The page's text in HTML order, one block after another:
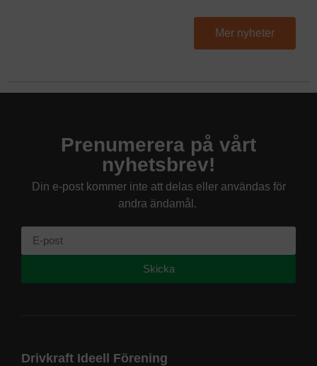
Mer nyheter
Prenumerera på vårt
nyhetsbrev!
Din e-post kommer inte att delas eller användas för
andra ändamål.
Skicka
Drivkraft Ideell Förening